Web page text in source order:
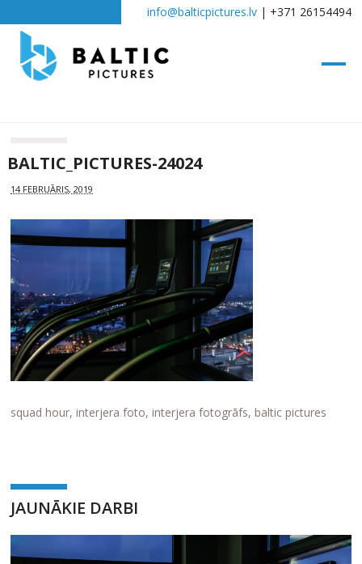
info@balticpictures.lv| +371 26154494
BALTIC_PICTURES-24024
14 FEBRUĀRIS, 2019
squad hour, interjera foto, interjera fotogrāfs, baltic pictures
JAUNĀKIE DARBI